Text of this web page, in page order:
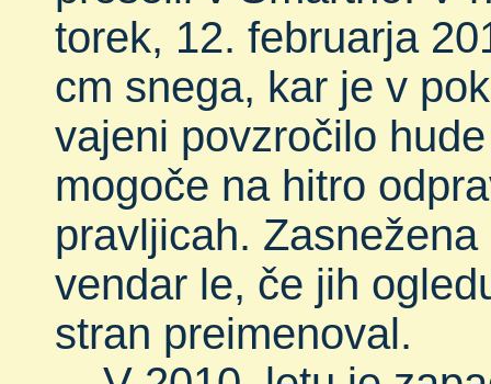
torek, 12. februarja
cm snega, kar je v
vajeni povzročilo
mogoče na hitro
pravljicah.
vendar le, če jih
stran preimenoval.